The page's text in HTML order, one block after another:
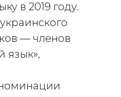
в 2019 году.
— членов
язык»,